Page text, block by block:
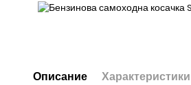
Описание Характеристики